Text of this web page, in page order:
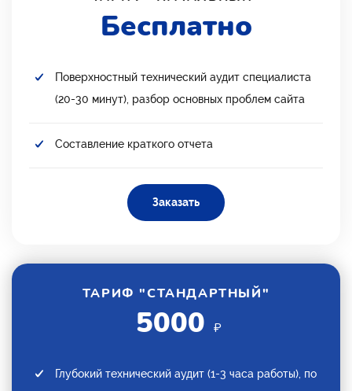
Бесплатно
Поверхностный технический аудит специалиста
(20-30 минут), разбор основных проблем сайта
Составление краткого отчета
Заказать
ТАРИФ "СТАНДАРТНЫЙ"
5000 ₽
Глубокий технический аудит (1-3 часа работы), по